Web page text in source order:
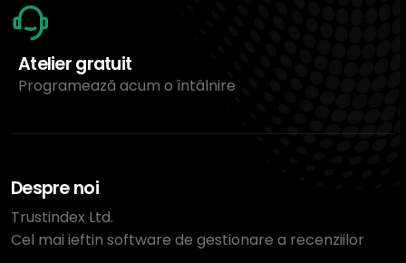
Atelier gratuit
Programează acum o întâlnire
Despre noi
Trustindex Ltd.
Cel mai ieftin software de gestionare a recenziilor